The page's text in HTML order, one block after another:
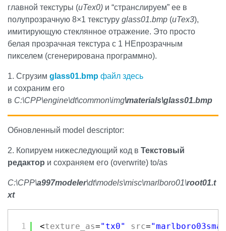
главной текстуры (uTex0) и “странслируем” ее в
полупрозрачную 8×1 текстуру glass01.bmp (uTex3),
имитирующую стеклянное отражение. Это просто
белая прозрачная текстура с 1 НЕпрозрачным
пикселем (сгенерирована программно).
1. Сгрузим glass01.bmp файл здесь
и сохраним его
в C:\CPP\engine\dt\common\img\materials\glass01.bmp
Обновленный model descriptor:
2. Копируем нижеследующий код в Текстовый
редактор и сохраняем его (overwrite) to/as
C:\CPP\a997modeler\dt\models\misc\marlboro01\root01.t
xt
1
<texture_as="tx0" src=